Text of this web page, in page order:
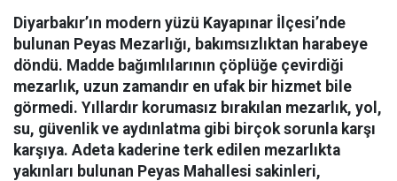
Diyarbakır’ın modern yüzü Kayapınar İlçesi’nde
bulunan Peyas Mezarlığı, bakımsızlıktan harabeye
döndü. Madde bağımlılarının çöplüğe çevirdiği
mezarlık, uzun zamandır en ufak bir hizmet bile
görmedi. Yıllardır korumasız bırakılan mezarlık, yol,
su, güvenlik ve aydınlatma gibi birçok sorunla karşı
karşıya. Adeta kaderine terk edilen mezarlıkta
yakınları bulunan Peyas Mahallesi sakinleri,